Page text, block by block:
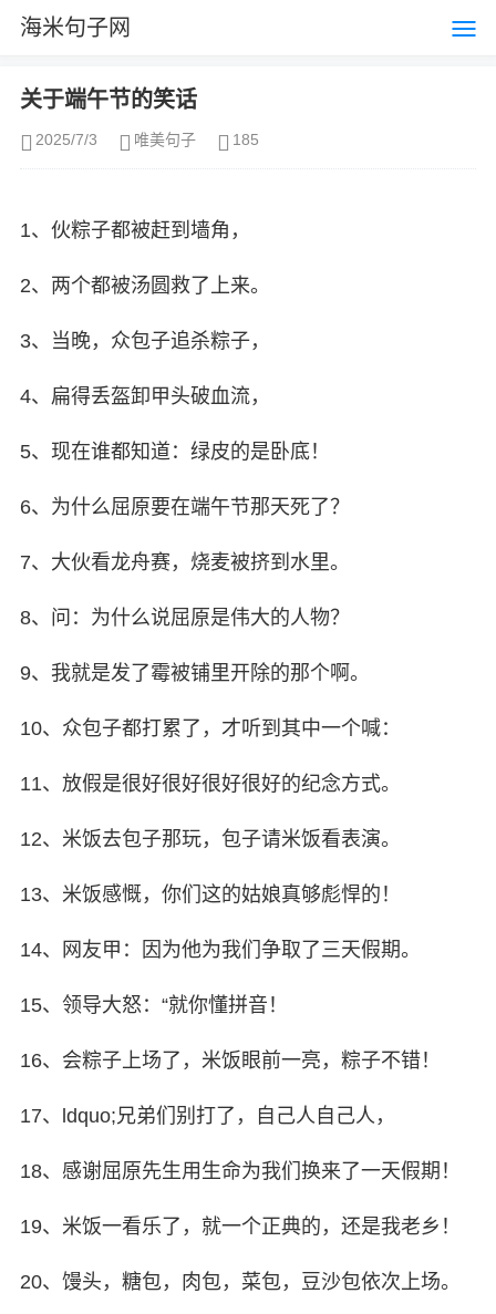
海米句子网
关于端午节的笑话
2025/7/3 唯美句子 185
1、伙粽子都被赶到墙角，
2、两个都被汤圆救了上来。
3、当晚，众包子追杀粽子，
4、扁得丢盔卸甲头破血流，
5、现在谁都知道：绿皮的是卧底！
6、为什么屈原要在端午节那天死了？
7、大伙看龙舟赛，烧麦被挤到水里。
8、问：为什么说屈原是伟大的人物？
9、我就是发了霉被铺里开除的那个啊。
10、众包子都打累了，才听到其中一个喊：
11、放假是很好很好很好很好的纪念方式。
12、米饭去包子那玩，包子请米饭看表演。
13、米饭感慨，你们这的姑娘真够彪悍的！
14、网友甲：因为他为我们争取了三天假期。
15、领导大怒：“就你懂拼音！
16、会粽子上场了，米饭眼前一亮，粽子不错！
17、ldquo;兄弟们别打了，自己人自己人，
18、感谢屈原先生用生命为我们换来了一天假期！
19、米饭一看乐了，就一个正典的，还是我老乡！
20、馒头，糖包，肉包，菜包，豆沙包依次上场。